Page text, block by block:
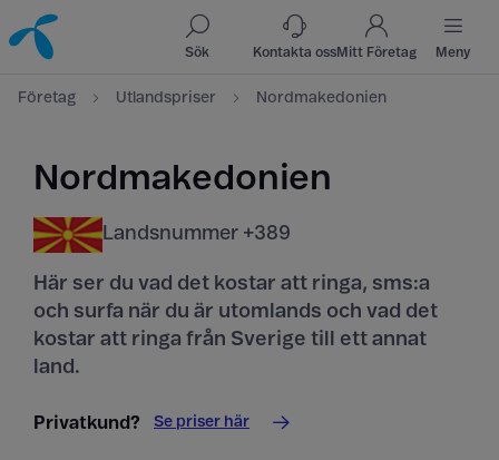
Till innehåll
Till sök
Sök Kontakta ossMitt Företag Meny
Företag Utlandspriser Nordmakedonien
Nordmakedonien
Landsnummer +389
Här ser du vad det kostar att ringa, sms:a
och surfa när du är utomlands och vad det
kostar att ringa från Sverige till ett annat
land.
Privatkund? Se priser här